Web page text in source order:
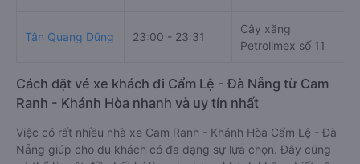
Tân Quang Dũng 23:00 - 23:31
Cây xăng
Petrolimex số 11
Cách đặt vé xe khách đi Cẩm Lệ - Đà Nẵng từ Cam
Ranh - Khánh Hòa nhanh và uy tín nhất
Việc có rất nhiều nhà xe Cam Ranh - Khánh Hòa Cẩm Lệ - Đà
Nẵng giúp cho du khách có đa dạng sự lựa chọn. Đây cũng